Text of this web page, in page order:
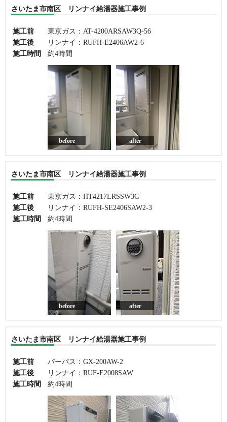
さいたま市南区 リンナイ給湯器施工事例
施工前
東京ガス：AT-4200ARSAW3Q-56
施工後
リンナイ：RUFH-E2406AW2-6
施工時間
約4時間
before after
さいたま市南区 リンナイ給湯器施工事例
施工前
東京ガス：HT4217LRSSW3C
施工後
リンナイ：RUFH-SE2406SAW2-3
施工時間
約4時間
before after
さいたま市南区 リンナイ給湯器施工事例
施工前
パーパス：GX-200AW-2
施工後
リンナイ：RUF-E2008SAW
施工時間
約4時間